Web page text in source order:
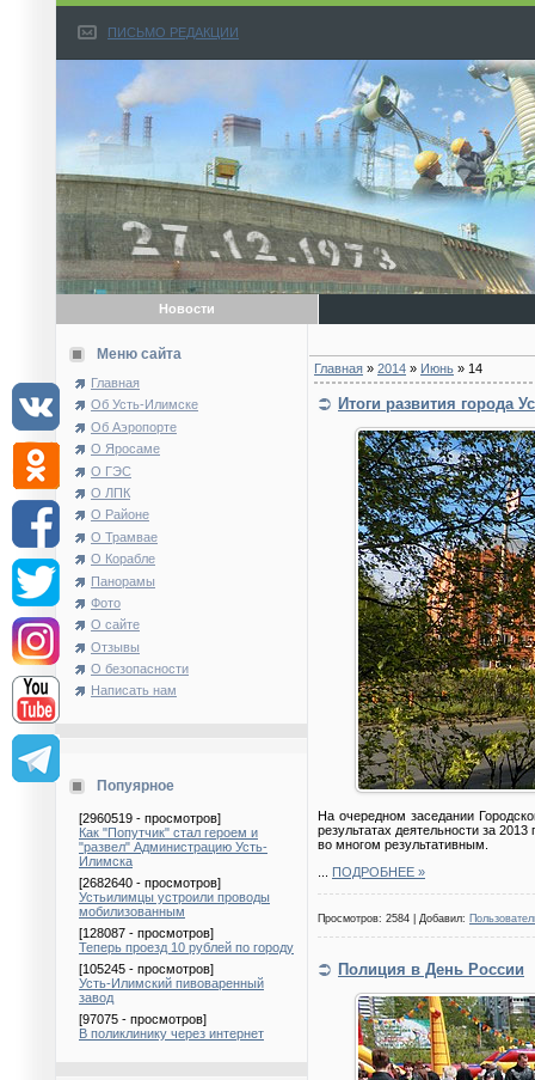
ПИСЬМО РЕДАКЦИИ
Новости
Меню сайта
Главная
Об Усть-Илимске
Об Аэропорте
О Яросаме
О ГЭС
О ЛПК
О Районе
О Трамвае
О Корабле
Панорамы
Фото
О сайте
Отзывы
О безопасности
Написать нам
Попуярное
[2960519 - просмотров]
Как "Попутчик" стал героем и
"развел" Администрацию Усть-
Илимска
[2682640 - просмотров]
Устьилимцы устроили проводы
мобилизованным
[128087 - просмотров]
Теперь проезд 10 рублей по городу
[105245 - просмотров]
Усть-Илимский пивоваренный
завод
[97075 - просмотров]
В поликлинику через интернет
Главная » 2014 » Июнь » 14
Итоги развития города
На очередном заседании
результатах деятельности за
во многом результативным.
ПОДРОБНЕЕ »
Просмотров: 2584 | Добавил:
Полиция в День России